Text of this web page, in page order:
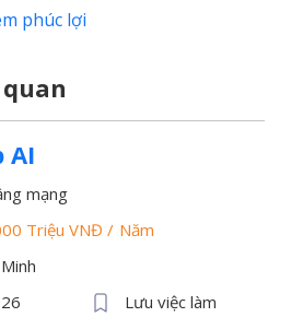
phúc lợi
AI
mạng
Triệu VNĐ/ Năm
Lưu việc làm